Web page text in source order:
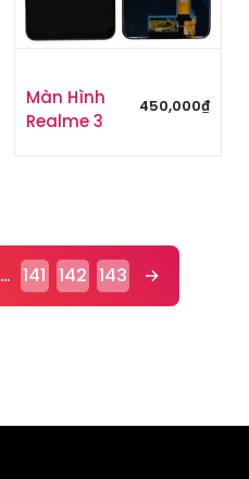
Màn Hình
Realme 3
450,000₫
… 141 142 143 →